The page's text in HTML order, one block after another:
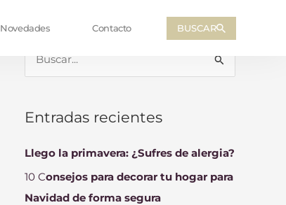
Novedades Contacto BUSCAR
c
a
Entradas recientes
Llego la primavera: ¿Sufres de alergia?
10 Consejos para decorar tu hogar para
Navidad de forma segura